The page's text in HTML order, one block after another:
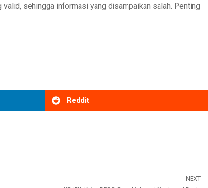
sehingga informasi yang disampaikan salah. Penting
Reddit
NEXT